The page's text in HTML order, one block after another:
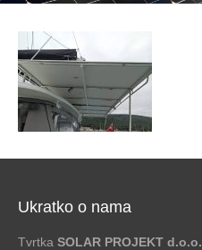
Ukratko o nama
Tvrtka SOLAR PROJEKT d.o.o.